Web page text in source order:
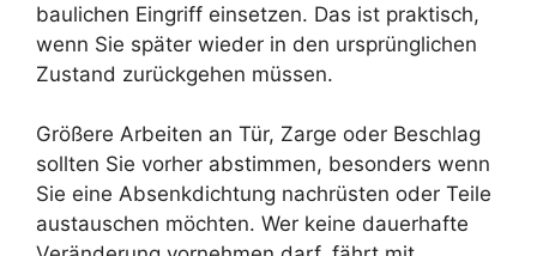
baulichen Eingriff einsetzen. Das ist praktisch,
wenn Sie später wieder in den ursprünglichen
Zustand zurückgehen müssen.
Größere Arbeiten an Tür, Zarge oder Beschlag
sollten Sie vorher abstimmen, besonders wenn
Sie eine Absenkdichtung nachrüsten oder Teile
austauschen möchten. Wer keine dauerhafte